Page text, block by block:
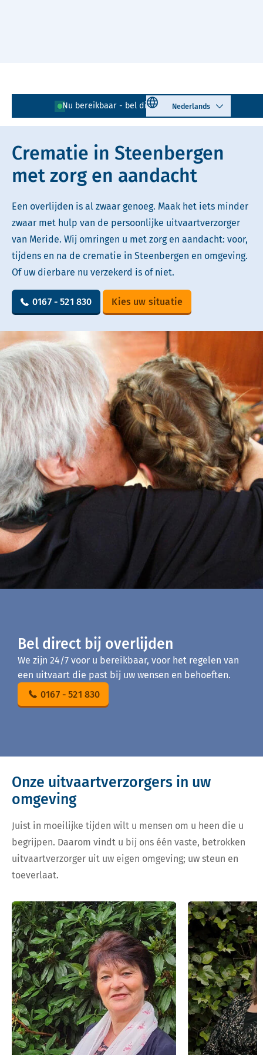
Nu bereikbaar - bel direct! 0167 - 521 830
Select language
Lees voor Uitleg woorden
Simpele tekst
Crematie in Steenbergen
met zorg en aandacht
Een overlijden is al zwaar genoeg. Maak het iets minder
zwaar met hulp van de persoonlijke uitvaartverzorger
van Meride. Wij omringen u met zorg en aandacht: voor,
tijdens en na de crematie in Steenbergen en omgeving.
Of uw dierbare nu verzekerd is of niet.
0167 - 521 830 Kies uw situatie
Bel direct bij overlijden
We zijn 24/7 voor u bereikbaar, voor het regelen van
een uitvaart die past bij uw wensen en behoeften.
0167 - 521 830
Onze uitvaartverzorgers in uw
omgeving
Juist in moeilijke tijden wilt u mensen om u heen die u
begrijpen. Daarom vindt u bij ons één vaste, betrokken
uitvaartverzorger uit uw eigen omgeving; uw steun en
toeverlaat.